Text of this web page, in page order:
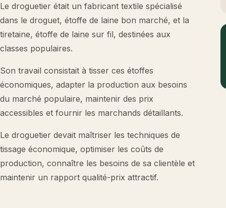
Le droguetier était un fabricant textile spécialisé
dans le droguet, étoffe de laine bon marché, et la
tiretaine, étoffe de laine sur fil, destinées aux
classes populaires.
Son travail consistait à tisser ces étoffes
économiques, adapter la production aux besoins
du marché populaire, maintenir des prix
accessibles et fournir les marchands détaillants.
Le droguetier devait maîtriser les techniques de
tissage économique, optimiser les coûts de
production, connaître les besoins de sa clientèle et
maintenir un rapport qualité-prix attractif.